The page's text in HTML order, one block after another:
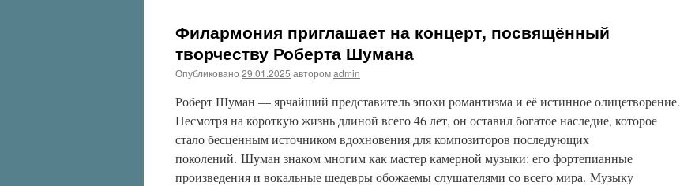
Филармония приглашает на концерт, посвящённый
творчеству Роберта Шумана
Опубликовано 29.01.2025 авторомadmin
Роберт Шуман — ярчайший представитель эпохи романтизма и её истинное олицетворение.
Несмотря на короткую жизнь длиной всего 46 лет, он оставил богатое наследие, которое
стало бесценным источником вдохновения для композиторов последующих
поколений. Шуман знаком многим как мастер камерной музыки: его фортепианные
произведения и вокальные шедевры обожаемы слушателями со всего мира. Музыку